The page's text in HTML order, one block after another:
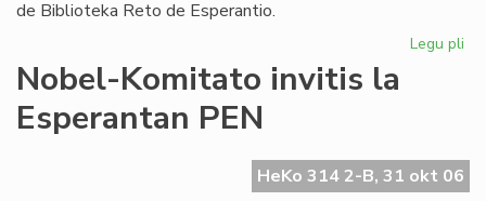
de Biblioteka Reto de Esperantio.
Legu pli
Nobel-Komitato invitis la
Esperantan PEN
HeKo 314 2-B, 31 okt 06